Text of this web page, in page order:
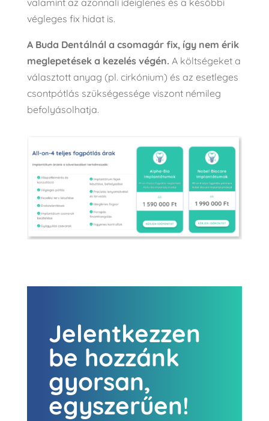
valamint az azonnali ideiglenes és a későbbi
végleges fix hidat is.
A Buda Dentálnál a csomagár fix, így nem érik
meglepetések a kezelés végén. A költségeket a
választott anyag (pl. cirkónium) és az esetleges
csontpótlás szükségessége viszont némileg
befolyásolhatja.
Jelentkezzen
be hozzánk
gyorsan,
egyszerűen!